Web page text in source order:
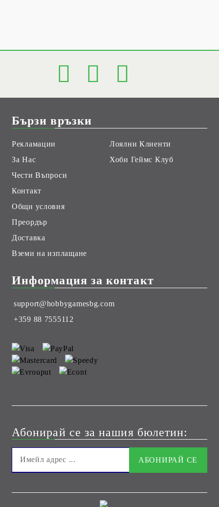
Бързи връзки
Рекламации
За Нас
Чести Въпроси
Контакт
Общи условия
Преордър
Доставка
Вземи на изплащане
Лоялни Клиенти
Хоби Геймс Клуб
Информация за контакт
support@hobbygamesbg.com
+359 88 7555112
Абонирай се за нашия бюлетин: